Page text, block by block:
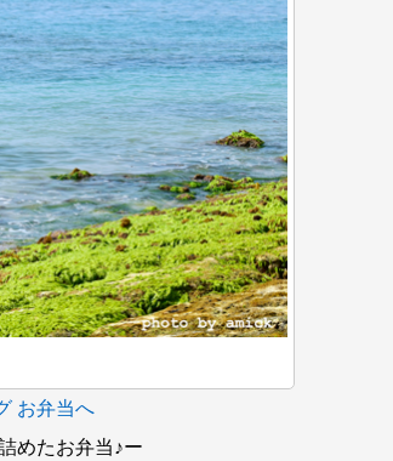
めたお弁当♪ー